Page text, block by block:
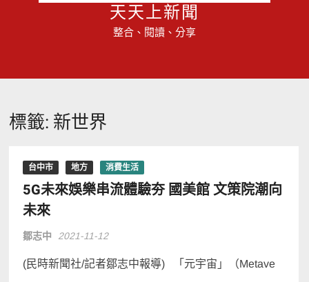
天天上新聞
整合、閱讀、分享
標籤: 新世界
台中市 地方 消費生活
5G未來娛樂串流體驗夯 國美館 文策院潮向
未來
鄒志中 2021-11-12
(民時新聞社/記者鄒志中報導) 「元宇宙」（Metave